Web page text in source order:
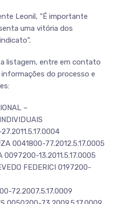
Leonil, “É importante
uma vitória dos
listagem, entre em contato
do processo e
–
0041800-77.2012.5.17.0005
0097200-13.2011.5.17.0005
FEDERICI 0197200-
72.2007.5.17.0009